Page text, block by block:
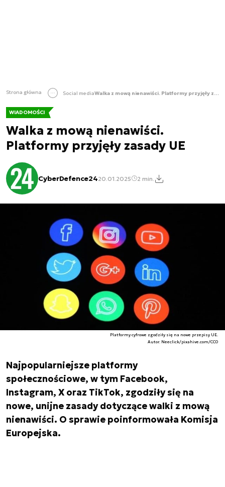
Strona główna Social media Walka z mową nienawiści. Platformy przyjęły zasady UE
WIADOMOŚCI
Walka z mową nienawiści.
Platformy przyjęły zasady UE
CyberDefence2420.01.2025 2 min.
Platformy cyfrowe zgodziły się na nowe przepisy UE.
Autor. Neeclick/pixahive.com/CC0
Najpopularniejsze platformy
społecznościowe, w tym Facebook,
Instagram, X oraz TikTok, zgodziły się na
nowe, unijne zasady dotyczące walki z mową
nienawiści. O sprawie poinformowała Komisja
Europejska.